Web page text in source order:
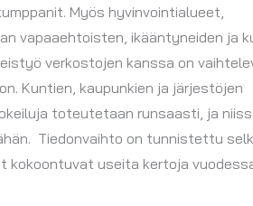
Myös hyvinvointialueet,
vapaaehtoisten, ikääntyneiden ja
verkostojen kanssa on
Kuntien, kaupunkien ja järjestöjen
toteutetaan runsaasti, ja
Tiedonvaihto on tunnistettu
kokoontuvat useita kertoja